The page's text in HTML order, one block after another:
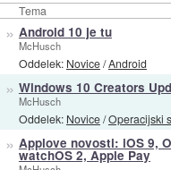
Tema
» Android 10 je tu
McHusch
Oddelek: Novice/Android
» Windows 10 Creators
McHusch
Oddelek: Novice/Operacijski
» Applove novosti: iOS 9,
watchOS 2, Apple Pay